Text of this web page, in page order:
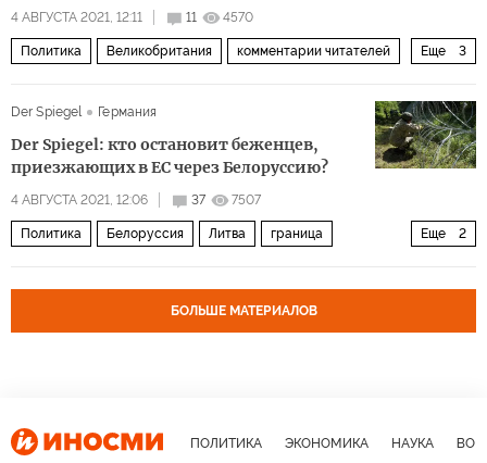
4 АВГУСТА 2021, 12:11 11 4570
Еще 3
Политика Великобритания комментарии читателей
Der Spiegel Германия
Der Spiegel: кто остановит беженцев,
приезжающих в ЕС через Белоруссию?
4 АВГУСТА 2021, 12:06 37 7507
Еще 2
Политика Белоруссия Литва граница
БОЛЬШЕ МАТЕРИАЛОВ
ПОЛИТИКА ЭКОНОМИКА НАУКА